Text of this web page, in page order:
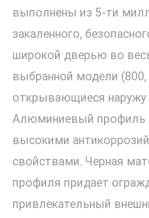
выполнены из 5-ти
закаленного,
широкой дверью во
выбранной модели (800,
открывающиеся наружу
Алюминиевый профиль
высокими
свойствами. Черная
профиля придает
привлекательный